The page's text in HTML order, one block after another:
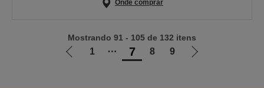
Onde comprar
Ir
1 ⋯ 7 8 9
Ir
Mostrando 91 - 105 de 132 itens